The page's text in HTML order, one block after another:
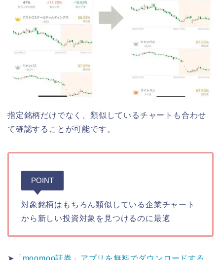
指定銘柄だけでなく、類似しているチャートも合わせ
て確認することが可能です。
POINT
対象銘柄はもちろん類似している企業チャート
から新しい投資対象を見つけるのに最適
➤ 「moomoo証券」アプリを無料でダウンロードする